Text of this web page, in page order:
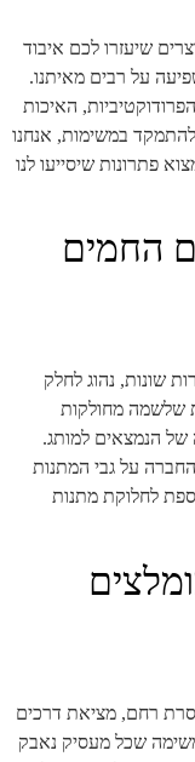
שיעזרו לכם איבוד
על רבים מאיתנו.
האיכות
במשימות, אנחנו
פתרונות שיסייעו לנו
החמים
שונות, נהוג לחלק
שלשמה מחולקות
הנמצאים למותג.
על גבי המתנות
לחלוקת מתנות
10 המומלצים
רחם, מציאת דרכים
שכל מעסיק נאבק